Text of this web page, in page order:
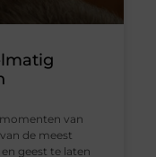
van
de meest
geest te laten